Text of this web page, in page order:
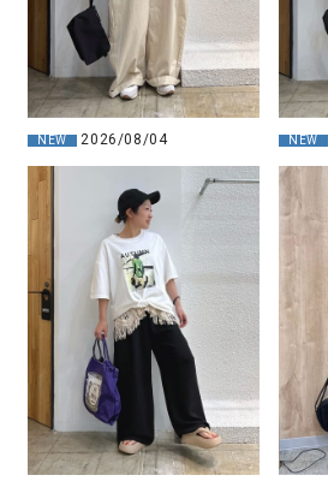
NEW 2026/08/04 NEW